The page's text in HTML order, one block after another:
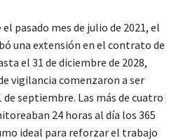
pasado mes de julio de 2021, el
una extensión en el contrato de
el 31 de diciembre de 2028,
vigilancia comenzaron a ser
de septiembre. Las más de cuatro
24 horas al día los 365
ideal para reforzar el trabajo